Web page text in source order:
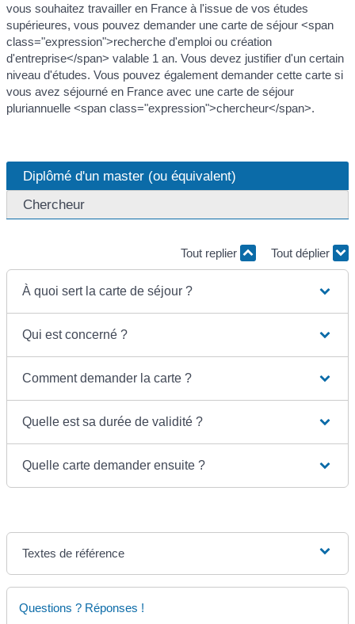
vous souhaitez travailler en France à l'issue de vos études
supérieures, vous pouvez demander une carte de séjour <span
class="expression">recherche d'emploi ou création
d'entreprise</span> valable 1 an. Vous devez justifier d'un certain
niveau d'études. Vous pouvez également demander cette carte si
vous avez séjourné en France avec une carte de séjour
pluriannuelle <span class="expression">chercheur</span>.
Diplômé d'un master (ou équivalent)
Chercheur
Tout replier Tout déplier
À quoi sert la carte de séjour ?
Qui est concerné ?
Comment demander la carte ?
Quelle est sa durée de validité ?
Quelle carte demander ensuite ?
Textes de référence
Questions ? Réponses !